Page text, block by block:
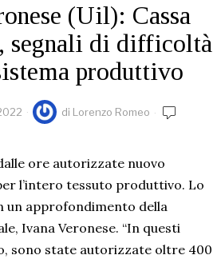
(Uil): Cassa
segnali di difficoltà
produttivo
di Lorenzo Romeo
ore autorizzate nuovo
l’intero tessuto produttivo. Lo
un approfondimento della
Ivana Veronese. “In questi
sono state autorizzate oltre 400